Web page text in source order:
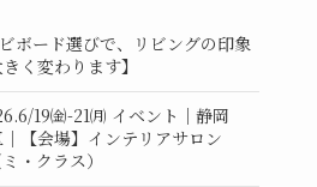
ボード選びで、リビングの印象
く変わります】
19㈮-21㈪ イベント｜静岡
【会場】インテリアサロン
・クラス）